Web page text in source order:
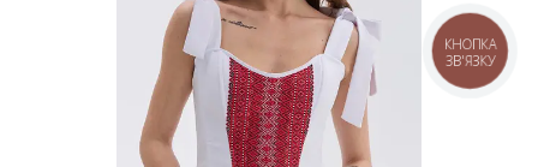
КНОПКА
ЗВ'ЯЗКУ